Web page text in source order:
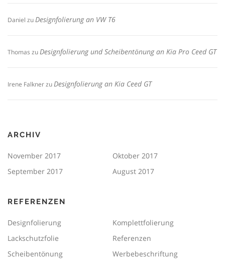
Daniel zuDesignfolierung an VW T6
Thomas zuDesignfolierung und Scheibentönung an Kia Pro Ceed GT
Irene FalknerzuDesignfolierung an Kia Ceed GT
ARCHIV
November 2017
Oktober 2017
September 2017
August 2017
REFERENZEN
Designfolierung
Komplettfolierung
Lackschutzfolie
Referenzen
Scheibentönung
Werbebeschriftung